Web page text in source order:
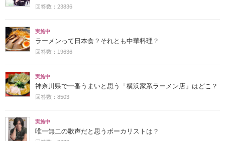
回答数：23836
実施中
ラーメンって日本食？それとも中華料理？
回答数：19636
実施中
神奈川県で一番うまいと思う「横浜家系ラーメン店」はどこ？
回答数：8503
実施中
唯一無二の歌声だと思うボーカリストは？